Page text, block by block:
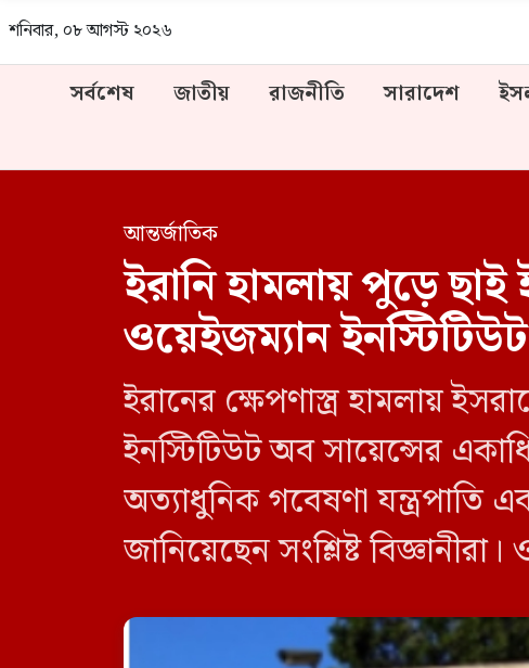
শনিবার, ০৮ আগস্ট ২০২৬
সর্বশেষ জাতীয় রাজনীতি সারাদেশ
আন্তর্জাতিক
ইরানি হামলায় পুড়ে ছাই
ওয়েইজম্যান ইনস্টিটিউট
ইরানের ক্ষেপণাস্ত্র হামলায়
ইনস্টিটিউট অব সায়েন্সের
অত্যাধুনিক গবেষণা যন্ত্রপাতি
জানিয়েছেন সংশ্লিষ্ট